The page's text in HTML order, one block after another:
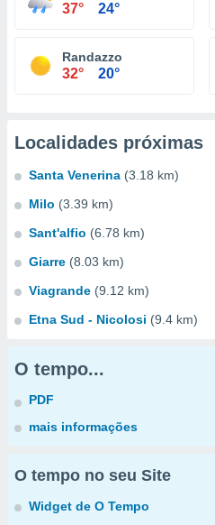
37° 24°
Randazzo
32° 20°
Localidades próximas
Santa Venerina (3.18 km)
Milo (3.39 km)
Sant'alfio (6.78 km)
Giarre (8.03 km)
Viagrande (9.12 km)
Etna Sud - Nicolosi (9.4 km)
O tempo...
PDF
mais informações
O tempo no seu Site
Widget de O Tempo